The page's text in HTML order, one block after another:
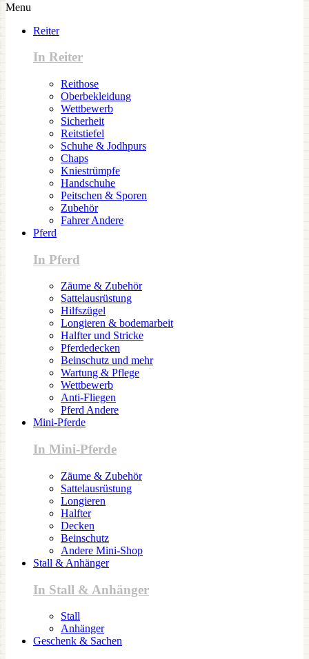
Menu
Reiter
In Reiter
Reithose
Oberbekleidung
Wettbewerb
Sicherheit
Reitstiefel
Schuhe & Jodhpurs
Chaps
Kniestrümpfe
Handschuhe
Peitschen & Sporen
Zubehör
Fahrer Andere
Pferd
In Pferd
Zäume & Zubehör
Sattelausrüstung
Hilfszügel
Longieren & bodemarbeit
Halfter und Stricke
Pferdedecken
Beinschutz und mehr
Wartung & Pflege
Wettbewerb
Anti-Fliegen
Pferd Andere
Mini-Pferde
In Mini-Pferde
Zäume & Zubehör
Sattelausrüstung
Longieren
Halfter
Decken
Beinschutz
Andere Mini-Shop
Stall & Anhänger
In Stall & Anhänger
Stall
Anhänger
Geschenk & Sachen